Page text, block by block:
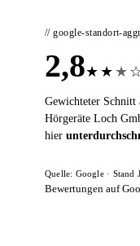
// google-standort-
2,8★ ★ ★
Gewichteter Schnitt
Hörgeräte Loch
hier
Quelle: Google · Stand
Bewertungen auf